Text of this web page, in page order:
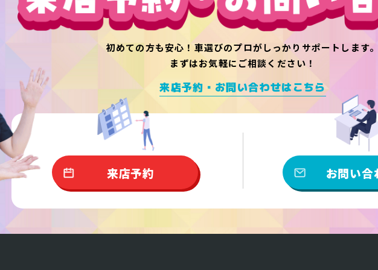
初めての方も安心！ 車選びのプロがしっかりサポートします
まずはお気軽にご相談ください！
来店予約・お問い合わせはこちら
来店予約 お問い合